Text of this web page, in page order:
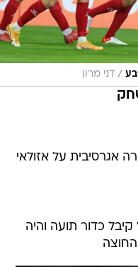
/ דני מרון
אגרסיבית על אזולאי
כדור תועה והיה